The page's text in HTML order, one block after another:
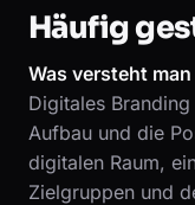
Häufig
Was versteht
Digitales
Aufbau und die
digitalen Raum,
Zielgruppen und